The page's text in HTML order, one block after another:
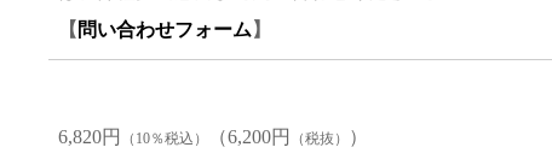
【 問い合わせフォーム 】
6,820円 （10％税込） （6,200円 （税抜） ）